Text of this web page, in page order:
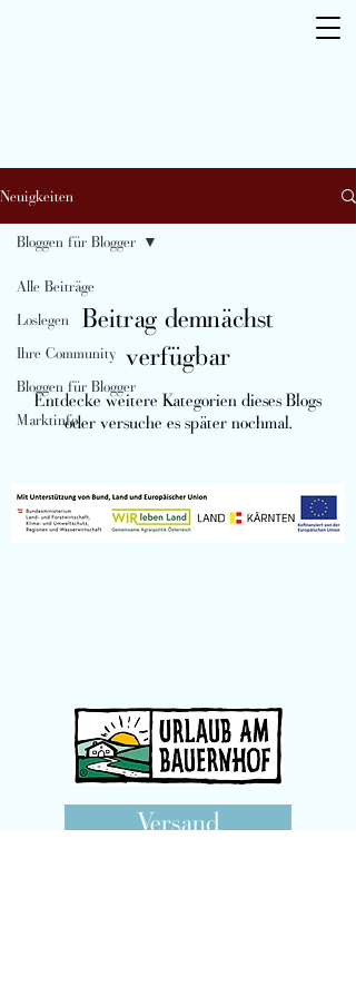
Neuigkeiten
Alle Beiträge
Loslegen
Ihre Community
Bloggen für Blogger
Marktinfo
Bloggen für Blogger
Beitrag demnächst
verfügbar
Entdecke weitere Kategorien dieses Blogs
oder versuche es später nochmal.
Versand